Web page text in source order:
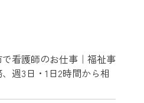
看護師のお仕事｜福祉事
週3日・1日2時間から相